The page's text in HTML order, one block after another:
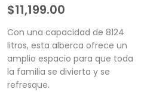
$11,199.00
Con una capacidad de 8124
litros, esta alberca ofrece un
amplio espacio para que toda
la familia se divierta y se
refresque.